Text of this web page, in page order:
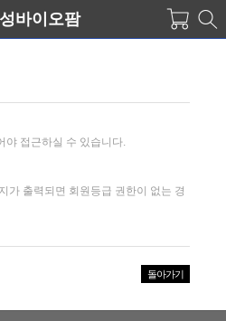
바이오팜
야 접근하실 수 있습니다.
가 출력되면 회원등급 권한이 없는 경